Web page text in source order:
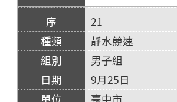
21
靜水競速
男子組
9月25日
臺中市